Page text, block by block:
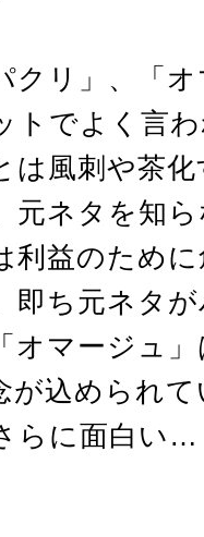
クリ」、「
トでよく言
は風刺や茶
元ネタを知
利益のため
即ち元ネタ
オマージュ
が込められ
らに面白い